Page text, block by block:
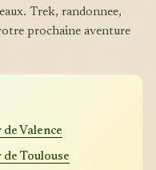
Trek, randonnee,
prochaine aventure
Valence
Toulouse